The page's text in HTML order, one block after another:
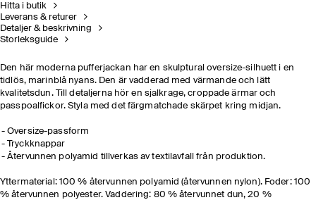
Hitta i butik
Leverans & returer
Detaljer & beskrivning
Storleksguide
Den här moderna pufferjackan har en skulptural oversize-silhuett i en
tidlös, marinblå nyans. Den är vadderad med värmande och lätt
kvalitetsdun. Till detaljerna hör en sjalkrage, croppade ärmar och
passpoalfickor. Styla med det färgmatchade skärpet kring midjan.
Oversize-passform
Tryckknappar
Återvunnen polyamid tillverkas av textilavfall från produktion.
Yttermaterial: 100 % återvunnen polyamid (återvunnen nylon). Foder: 100
% återvunnen polyester. Vaddering: 80 % återvunnet dun, 20 %